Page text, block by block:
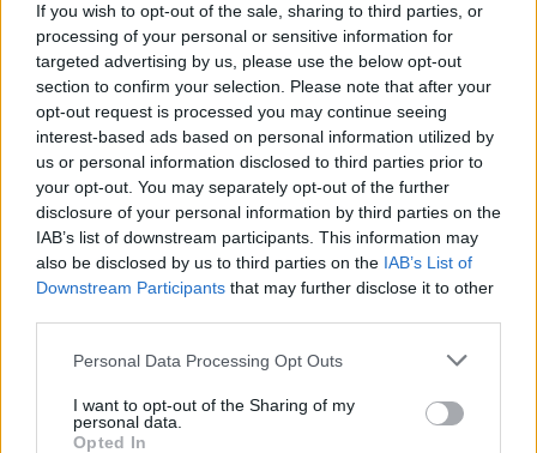
If you wish to opt-out of the sale, sharing to third parties, or
processing of your personal or sensitive information for
targeted advertising by us, please use the below opt-out
section to confirm your selection. Please note that after your
opt-out request is processed you may continue seeing
interest-based ads based on personal information utilized by
us or personal information disclosed to third parties prior to
your opt-out. You may separately opt-out of the further
disclosure of your personal information by third parties on the
IAB’s list of downstream participants. This information may
also be disclosed by us to third parties on the IAB’s List of
Downstream Participants that may further disclose it to other
Personal Data Processing Opt Outs
I want to opt-out of the Sharing of my
personal data.
Opted In
φορά συμμετοχή στο πρόγραμμα),με
αντικειμενικό και διαφανή τρόπο, μέσω του
Ολοκληρωμένου Πληροφοριακού Συστήματος
(ΟΠΣ) της ΔΥΠΑ.
Όπως επισημαίνεται στην ανακοίνωση,δεν
μπορούν να συμμετάσχουν στο πρόγραμμα
εργαζόμενοι και άνεργοι που επιδοτούνται σε
πρόγραμμα κοινωνικού τουρισμού άλλου
Δικαιολογητικά που αφορούν στις
προϋποθέσεις συμμετοχής ή στη